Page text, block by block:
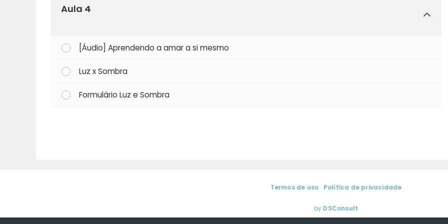
Aula 4
[Áudio] Aprendendo a amar a si mesmo
Luz x Sombra
Formulário Luz e Sombra
Termos de uso
Política de privacidade
by DSConsult